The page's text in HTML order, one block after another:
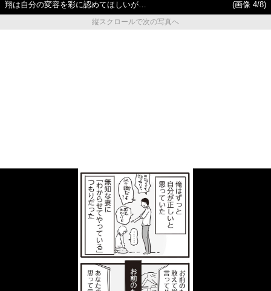
翔は自分の変容を彩に認めてほしいが…
(画像 4/8)
縦スクロールで次の写真へ